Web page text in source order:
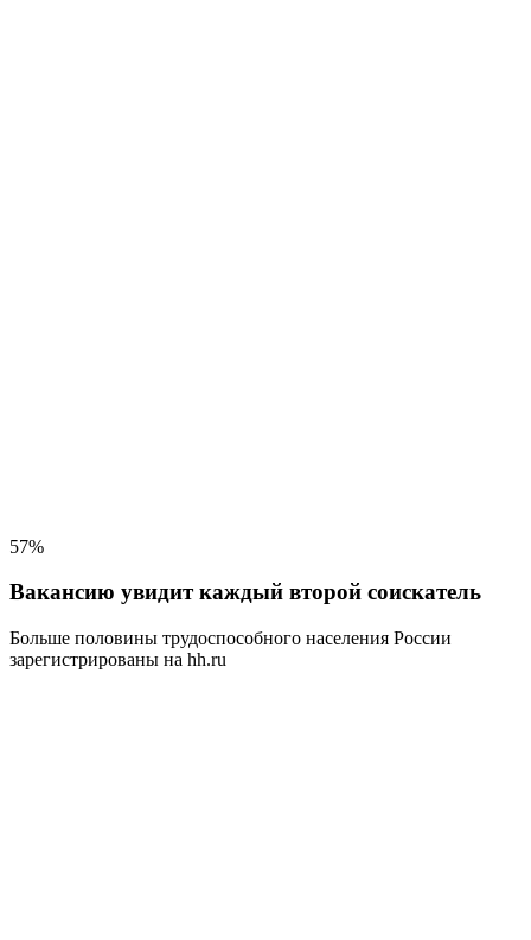
57%
Вакансию увидит каждый второй соискатель
Больше половины трудоспособного населения России
зарегистрированы на hh.ru